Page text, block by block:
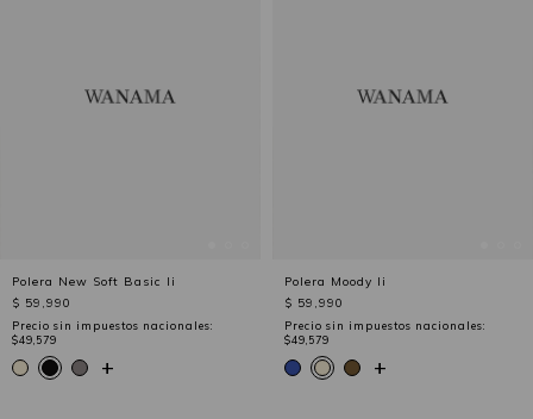
Polera New Soft Basic Ii
$ 59,990
Precio sin impuestos nacionales:
$49,579
+
Polera Moody Ii
$ 59,990
Precio sin impuestos nacionales:
$49,579
+